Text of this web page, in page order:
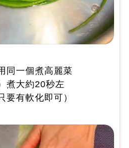
同一個煮高麗菜
煮大約20秒左
要有軟化即可）